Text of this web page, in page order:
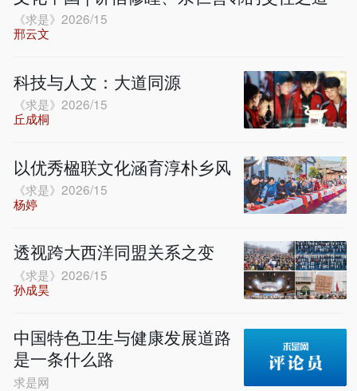
《求是》2026/15
邢云文
科技与人文：大道同源
《求是》2026/15
丘成桐
以优秀楹联文化涵育淳朴乡风
《求是》2026/15
杨婷
透视跨大西洋同盟关系之变
《求是》2026/15
孙成昊
中国特色卫生与健康发展道路
是一条什么路
求是网